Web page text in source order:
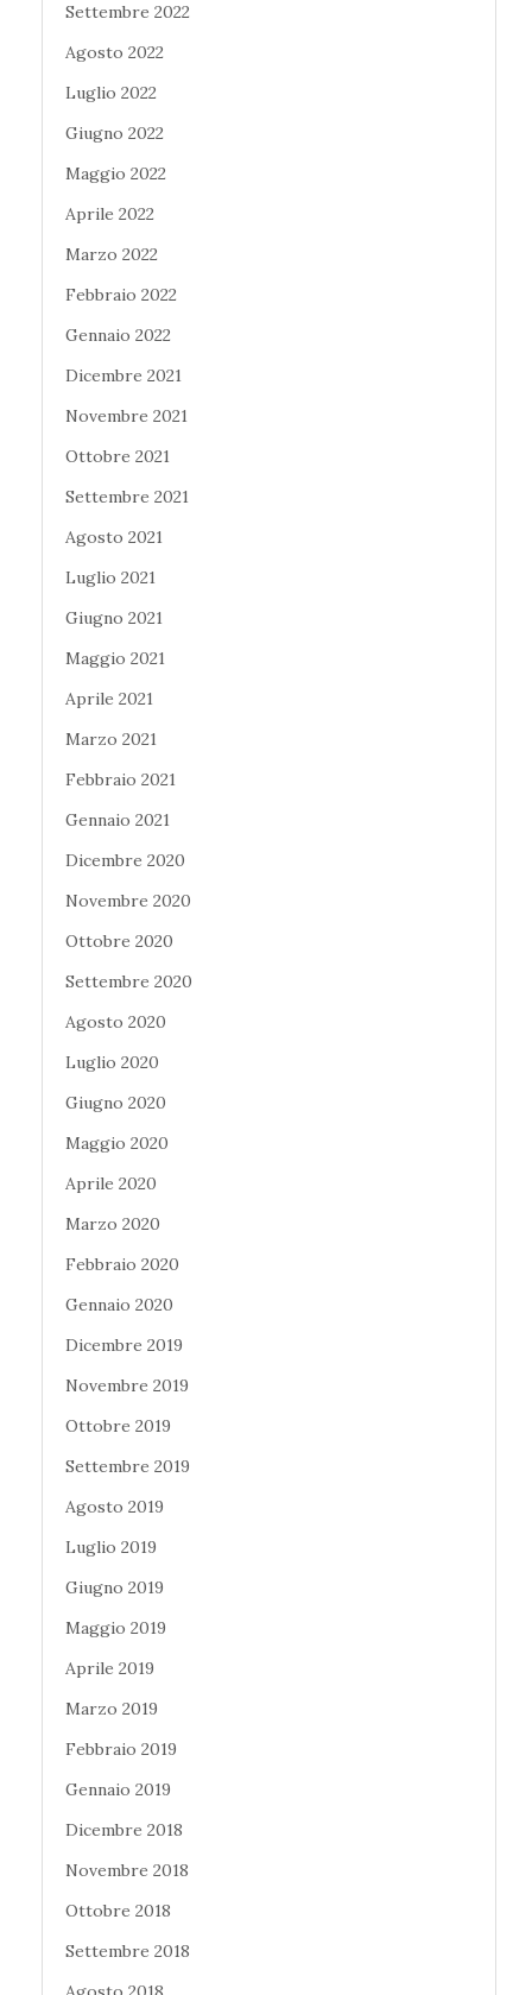
Settembre 2022
Agosto 2022
Luglio 2022
Giugno 2022
Maggio 2022
Aprile 2022
Marzo 2022
Febbraio 2022
Gennaio 2022
Dicembre 2021
Novembre 2021
Ottobre 2021
Settembre 2021
Agosto 2021
Luglio 2021
Giugno 2021
Maggio 2021
Aprile 2021
Marzo 2021
Febbraio 2021
Gennaio 2021
Dicembre 2020
Novembre 2020
Ottobre 2020
Settembre 2020
Agosto 2020
Luglio 2020
Giugno 2020
Maggio 2020
Aprile 2020
Marzo 2020
Febbraio 2020
Gennaio 2020
Dicembre 2019
Novembre 2019
Ottobre 2019
Settembre 2019
Agosto 2019
Luglio 2019
Giugno 2019
Maggio 2019
Aprile 2019
Marzo 2019
Febbraio 2019
Gennaio 2019
Dicembre 2018
Novembre 2018
Ottobre 2018
Settembre 2018